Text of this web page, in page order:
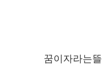
꿈이자라는뜰